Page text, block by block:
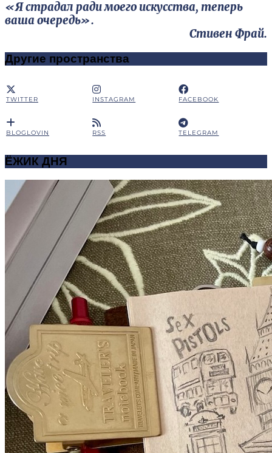
«Я страдал ради моего искусства, теперь
ваша очередь».
Стивен Фрай.
Другие пространства
TWITTER INSTAGRAM FACEBOOK
BLOGLOVIN RSS TELEGRAM
ЁЖИК ДНЯ